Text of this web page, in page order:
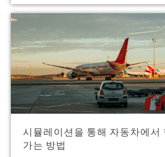
시뮬레이션을 통해 자동차에서
가는 방법